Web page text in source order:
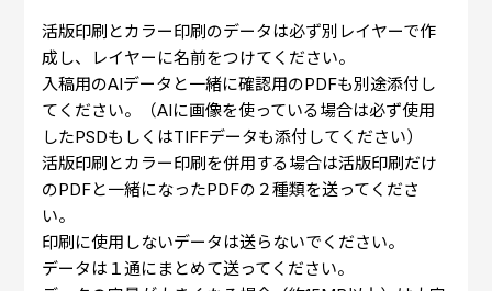
活版印刷とカラー印刷のデータは必ず別レイヤーで作
成し、レイヤーに名前をつけてください。
入稿用のAIデータと一緒に確認用のPDFも別途添付し
てください。（AIに画像を使っている場合は必ず使用
したPSDもしくはTIFFデータも添付してください）
活版印刷とカラー印刷を併用する場合は活版印刷だけ
のPDFと一緒になったPDFの２種類を送ってくださ
い。
印刷に使用しないデータは送らないでください。
データは１通にまとめて送ってください。